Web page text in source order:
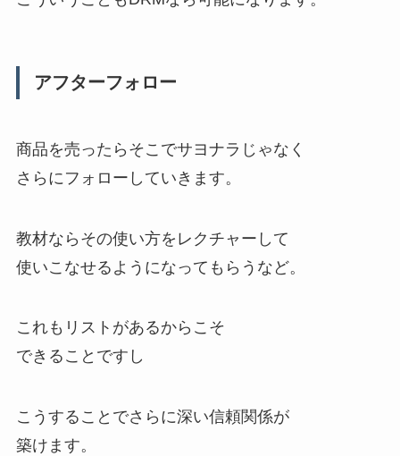
アフターフォロー
商品を売ったらそこでサヨナラじゃなく
さらにフォローしていきます。
教材ならその使い方をレクチャーして
使いこなせるようになってもらうなど。
これもリストがあるからこそ
できることですし
こうすることでさらに深い信頼関係が
築けます。